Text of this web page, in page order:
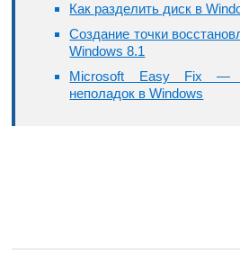
Как разделить диск в
Создание точки
Windows 8.1
Microsoft Easy Fix —
неполадок в Windows